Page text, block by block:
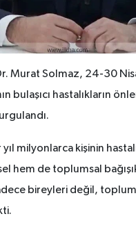
Murat Solmaz, 24-30
bulaşıcı hastalıkların
yıl milyonlarca kişinin
hem de toplumsal
bireyleri değil,